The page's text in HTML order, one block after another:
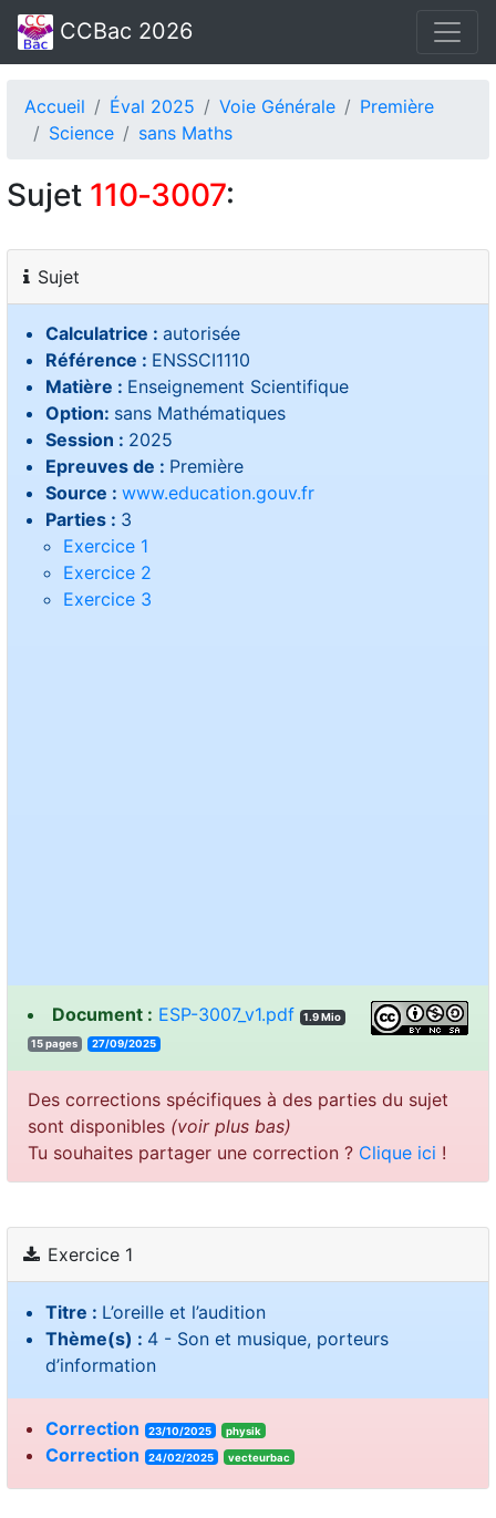
CCBac 2026
Accueil Éval 2025 Voie Générale
Première
Science
sans Maths
Sujet 110‑3007:
Sujet
Calculatrice : autorisée
Référence : ENSSCI1110
Matière : Enseignement Scientifique
Option: sans Mathématiques
Session : 2025
Epreuves de : Première
Source : www.education.gouv.fr
Parties : 3
Exercice 1
Exercice 2
Exercice 3
Document : ESP-3007_v1.pdf 1.9 Mio
15 pages 27/09/2025
Des corrections spécifiques à des parties du sujet
sont disponibles (voir plus bas)
Tu souhaites partager une correction ? Clique ici !
Exercice 1
Titre : L’oreille et l’audition
Thème(s) : 4 - Son et musique, porteurs
d’information
Correction 23/10/2025 physik
Correction 24/02/2025 vecteurbac